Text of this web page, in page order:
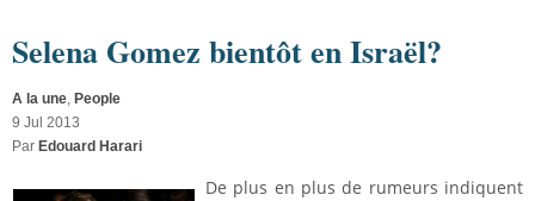
Selena Gomez bientôt en Israël?
A la une, People
9 Jul 2013
Par Edouard Harari
De plus en plus de rumeurs indiquent